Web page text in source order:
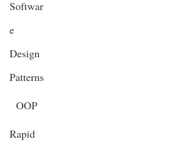
Softwar
e
Design
Patterns
OOP
Rapid